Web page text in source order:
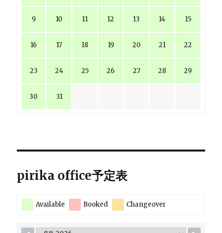
9 10 11 12 13 14 15
16 17 18 19 20 21 22
23 24 25 26 27 28 29
30 31
pirika office予定表
Available Booked Changeover